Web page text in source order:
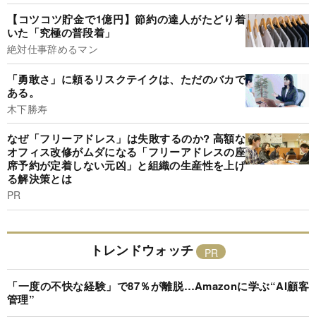
【コツコツ貯金で1億円】節約の達人がたどり着
いた「究極の普段着」
絶対仕事辞めるマン
「勇敢さ」に頼るリスクテイクは、ただのバカで
ある。
木下勝寿
なぜ「フリーアドレス」は失敗するのか? 高額な
オフィス改修がムダになる「フリーアドレスの座
席予約が定着しない元凶」と組織の生産性を上げ
る解決策とは
PR
トレンドウォッチ
「一度の不快な経験」で87％が離脱…Amazonに学ぶ“AI顧客
管理”